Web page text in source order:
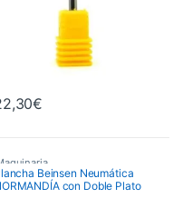
€
Neumáticas,
Beinsen Neumática
con Doble Plato